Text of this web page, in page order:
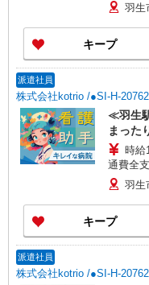
羽生
キープ
派遣社員
株式会社kotrio /●SI-H-
≪羽生
まった
時
通費全
羽生
キープ
派遣社員
株式会社kotrio /●SI-H-